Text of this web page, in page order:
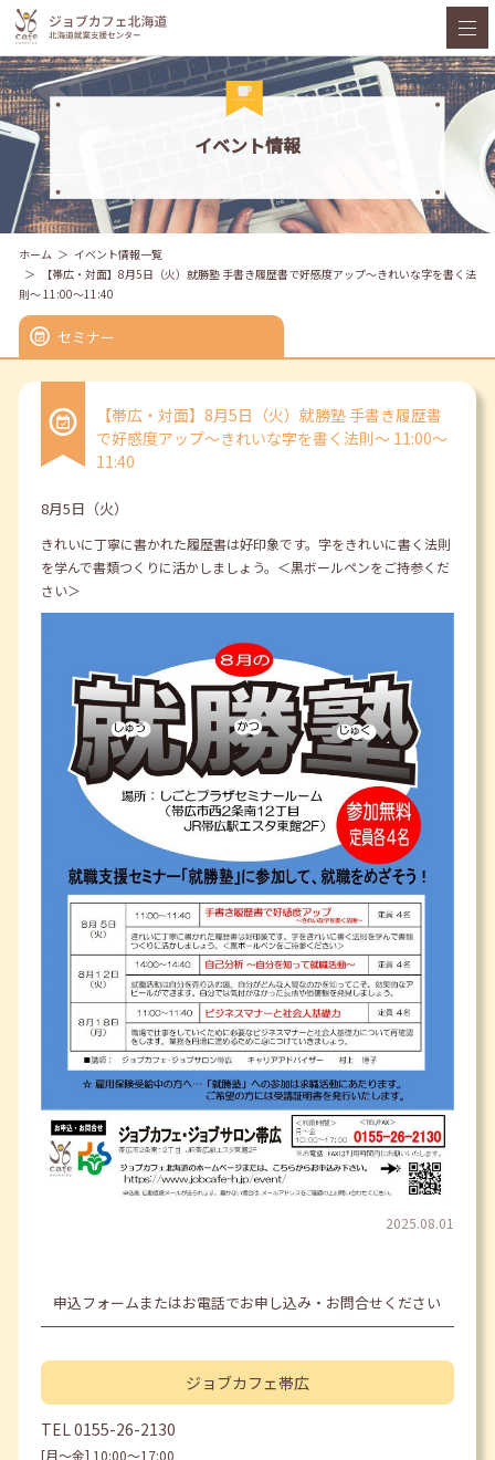
イベント情報
ホーム
イベント情報一覧
【帯広・対面】8月5日（火）就勝塾 手書き履歴書で好感度アップ～きれいな字を書く法
則～ 11:00～11:40
セミナー
【帯広・対面】8月5日（火）就勝塾 手書き履歴書
で好感度アップ～きれいな字を書く法則～ 11:00～
11:40
8月5日（火）
きれいに丁寧に書かれた履歴書は好印象です。字をきれいに書く法則
を学んで書類つくりに活かしましょう。＜黒ボールペンをご持参くだ
さい＞
2025.08.01
申込フォームまたはお電話でお申し込み・お問合せください
ジョブカフェ帯広
TEL 0155-26-2130
[月〜金] 10:00〜17:00